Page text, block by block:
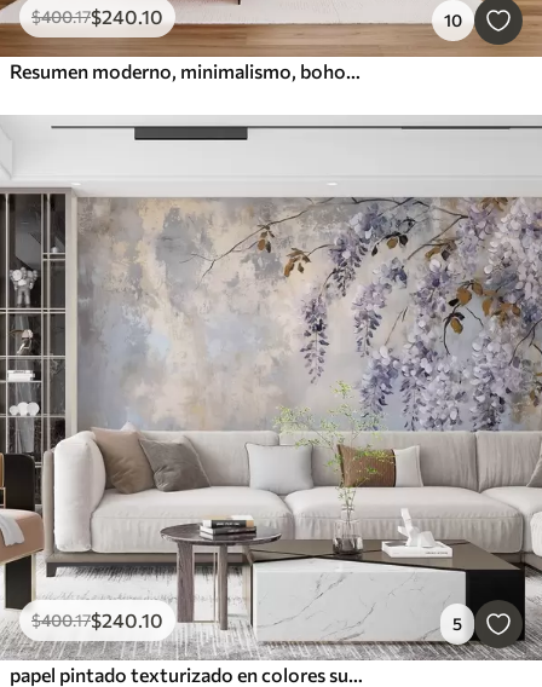
$400.17$240.10 10
Resumen moderno, minimalismo, boho, geometría, manchas de acuarela, luna llena, silueta de hoja de palma, topografía, complejidad, naranja, amarillo, gris
$400.17$240.10 5
papel pintado texturizado en colores suaves y apagados con delicadas flores y ramas de glicinia